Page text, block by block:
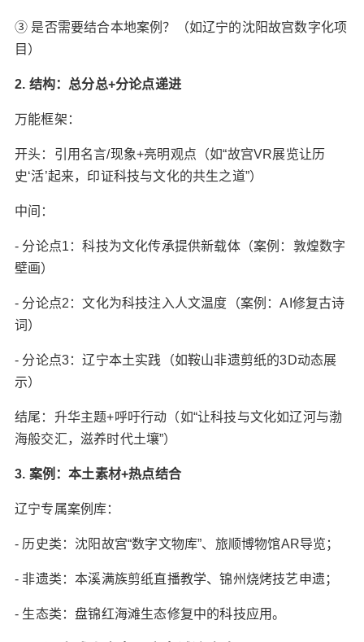
③ ‌是否需要结合本地案例‌？（如辽宁的沈阳故宫数字化项
目）
2. 结构：总分总+分论点递进‌
万能框架‌：
开头：引用名言/现象+亮明观点（如“故宫VR展览让历
史‘活’起来，印证科技与文化的共生之道”）
中间：
- 分论点1：科技为文化传承提供新载体（案例：敦煌数字
壁画）
- 分论点2：文化为科技注入人文温度（案例：AI修复古诗
词）
- 分论点3：辽宁本土实践（如鞍山非遗剪纸的3D动态展
示）
结尾：升华主题+呼吁行动（如“让科技与文化如辽河与渤
海般交汇，滋养时代土壤”）
3. 案例：本土素材+热点结合‌
辽宁专属案例库‌：
- 历史类‌：沈阳故宫“数字文物库”、旅顺博物馆AR导览；
- 非遗类‌：本溪满族剪纸直播教学、锦州烧烤技艺申遗；
- 生态类‌：盘锦红海滩生态修复中的科技应用。